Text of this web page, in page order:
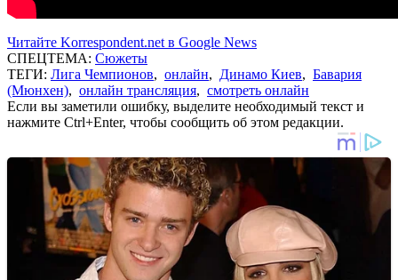
Читайте Korrespondent.net в Google News
СПЕЦТЕМА: Сюжеты
ТЕГИ: Лига Чемпионов, онлайн, Динамо Киев, Бавария
(Мюнхен), онлайн трансляция, смотреть онлайн
Если вы заметили ошибку, выделите необходимый текст и
нажмите Ctrl+Enter, чтобы сообщить об этом редакции.